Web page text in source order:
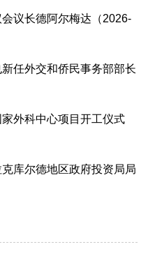
议长德阿尔梅达（2026-
任外交和侨民事务部部长
外科中心项目开工仪式
库尔德地区政府投资局局